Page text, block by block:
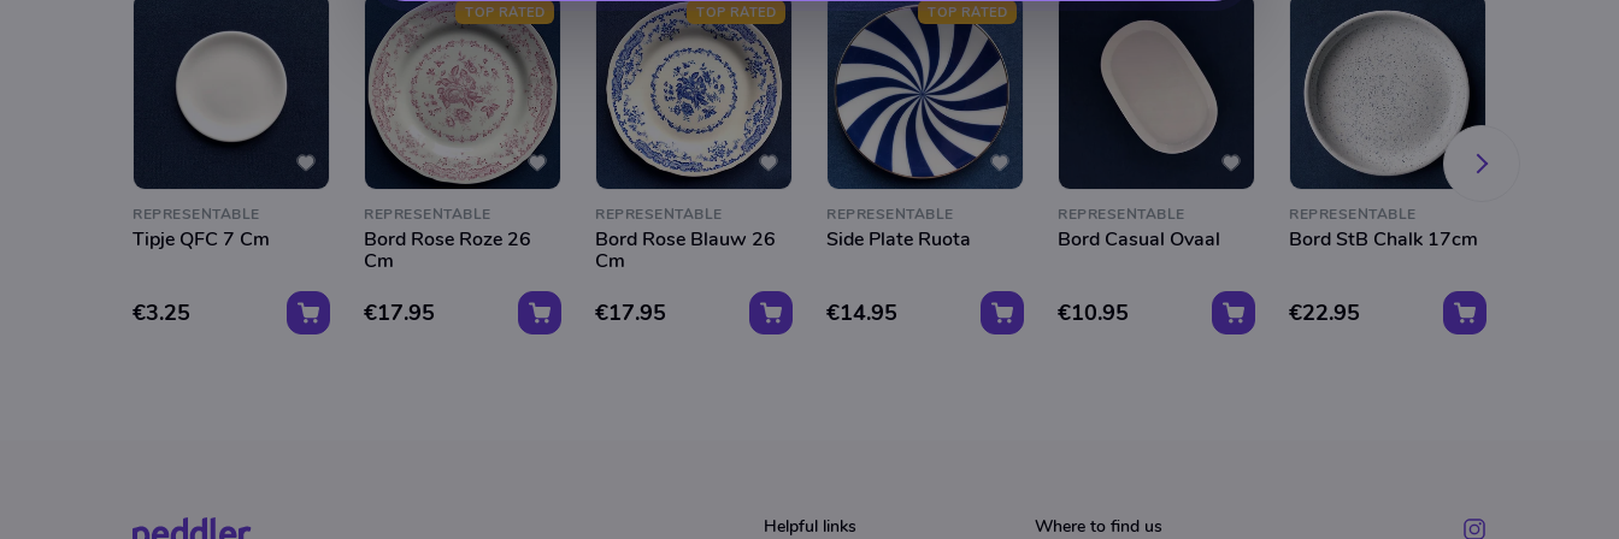
REPRESENTABLE
Tipje QFC 7 Cm
€3.25
TOP RATED
REPRESENTABLE
Bord Rose Roze 26
Cm
€17.95
TOP RATED
REPRESENTABLE
Bord Rose Blauw 26
Cm
€17.95
TOP RATED
REPRESENTABLE
Side Plate Ruota
€14.95
REPRESENTABLE
Bord Casual Ovaal
€10.95
REPRESENTABLE
Bord StB Chalk 17cm
€22.95
Helpful links Where to find us